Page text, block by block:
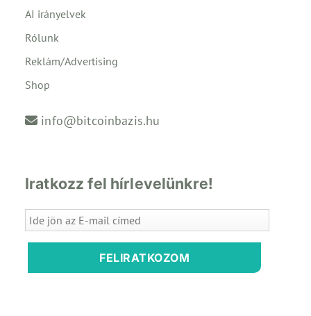
AI irányelvek
Rólunk
Reklám/Advertising
Shop
info@bitcoinbazis.hu
Iratkozz fel hírlevelünkre!
FELIRATKOZOM